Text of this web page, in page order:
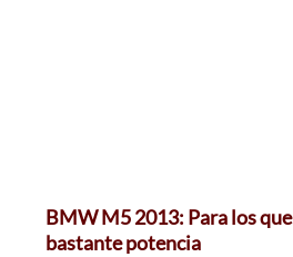
BMW M5 2013: Para los
bastante potencia